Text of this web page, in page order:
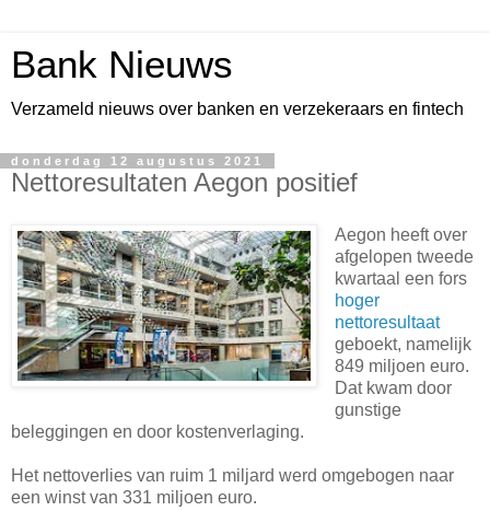
Bank Nieuws
Verzameld nieuws over banken en verzekeraars en fintech
donderdag 12 augustus 2021
Nettoresultaten Aegon positief
Aegon heeft over
afgelopen tweede
kwartaal een fors
hoger
nettoresultaat
geboekt, namelijk
849 miljoen euro.
Dat kwam door
gunstige
beleggingen en door kostenverlaging.
Het nettoverlies van ruim 1 miljard werd omgebogen naar
een winst van 331 miljoen euro.